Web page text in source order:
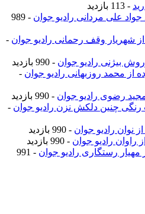
- 113 بازدید
جواد علی مردانی رادیو جوان
- 989
از شهریار وقف رحمانی رادیو جوان -
بیژنی رادیو جوان - 990 بازدید
از محمد روزبهانی رادیو جوان -
مجید رضوی رادیو جوان - 990 بازدید
رنگی چنین دلکش نزن رادیو جوان -
نوان رادیو جوان - 990 بازدید
راوان رادیو جوان - 990 بازدید
مهیار رستگاری رادیو جوان
- 991